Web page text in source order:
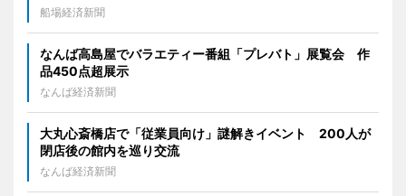
船場経済新聞
なんば高島屋でバラエティー番組「プレバト」展覧会 作
品450点超展示
なんば経済新聞
大丸心斎橋店で「従業員向け」謎解きイベント 200人が
閉店後の館内を巡り交流
なんば経済新聞